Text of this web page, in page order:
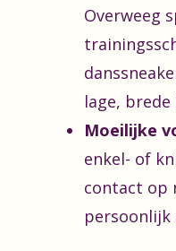
Overweeg
lage, brede
Moeilijke
enkel- of
contact op
persoonlijk